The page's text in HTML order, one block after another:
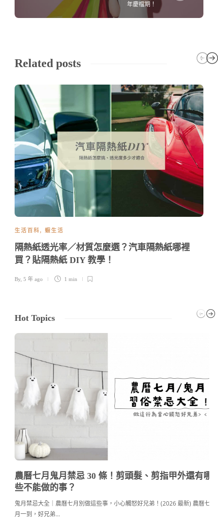
年慶檔期！
Related posts
生活百科, 蝦生活
隔熱紙透光率／材質怎麼選？汽車隔熱紙哪裡
買？貼隔熱紙 DIY 教學！
By 5 年 ago 1 min
Hot Topics
農曆七月鬼月禁忌 30 條！剪頭髮、剪指甲外還有哪
些不能做的事？
鬼月禁忌大全｜農曆七月別做這些事，小心觸怒好兄弟！(2026 最新) 農曆七
月一到，好兄弟…